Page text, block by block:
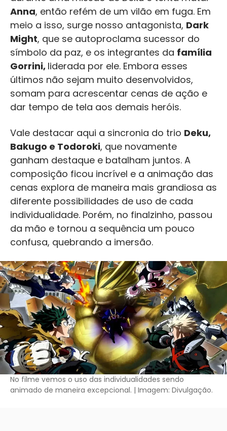
Anna, então refém de um vilão em fuga. Em
meio a isso, surge nosso antagonista, Dark
Might, que se autoproclama sucessor do
símbolo da paz, e os integrantes da família
Gorrini, liderada por ele. Embora esses
últimos não sejam muito desenvolvidos,
somam para acrescentar cenas de ação e
dar tempo de tela aos demais heróis.
Vale destacar aqui a sincronia do trio Deku,
Bakugo e Todoroki, que novamente
ganham destaque e batalham juntos. A
composição ficou incrível e a animação das
cenas explora de maneira mais grandiosa as
diferente possibilidades de uso de cada
individualidade. Porém, no finalzinho, passou
da mão e tornou a sequência um pouco
confusa, quebrando a imersão.
No filme vemos o uso das individualidades sendo
animado de maneira excepcional. | Imagem: Divulgação.